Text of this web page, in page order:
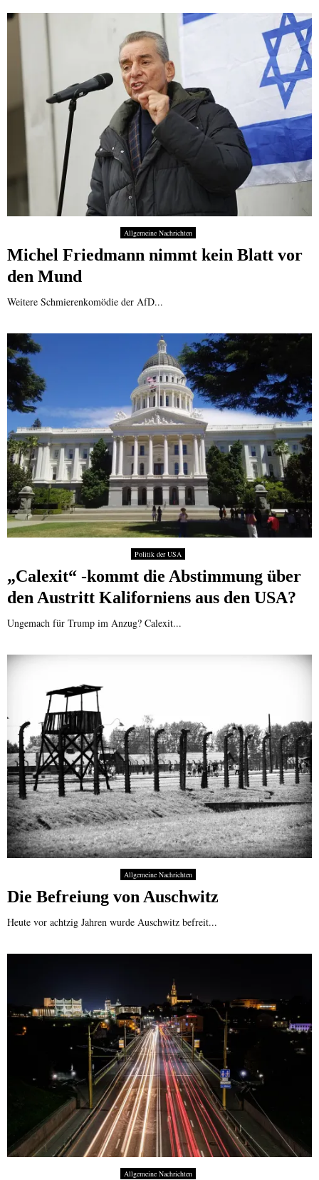
Allgemeine Nachrichten
Michel Friedmann nimmt kein Blatt vor
den Mund
Weitere Schmierenkomödie der AfD...
Politik der USA
„Calexit“ -kommt die Abstimmung über
den Austritt Kaliforniens aus den USA?
Ungemach für Trump im Anzug? Calexit...
Allgemeine Nachrichten
Die Befreiung von Auschwitz
Heute vor achtzig Jahren wurde Auschwitz befreit...
Allgemeine Nachrichten